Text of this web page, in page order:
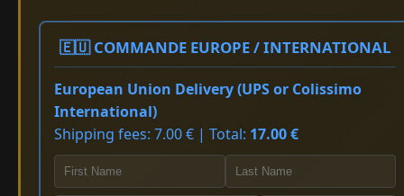
🇪🇺 COMMANDE EUROPE / INTERNATIONAL
European Union Delivery (UPS or Colissimo
International)
Shipping fees: 7.00 € | Total: 17.00 €